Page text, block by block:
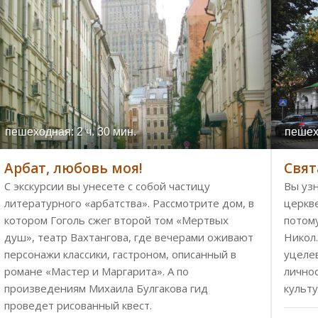
пешеходная: 2 ч. 30 мин.
Арбат, любовь моя!
С экскурсии вы унесете с собой частицу
литературного «арбатства». Рассмотрите дом, в
котором Гоголь сжег второй том «Мертвых
душ», театр Вахтангова, где вечерами оживают
персонажи классики, гастроном, описанный в
романе «Мастер и Маргарита». А по
произведениям Михаила Булгакова гид
проведет рисованный квест.
Вы